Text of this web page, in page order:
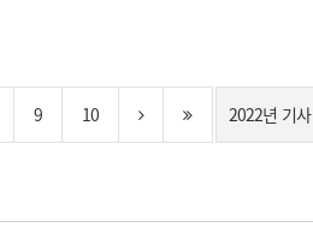
9 10 2022년 기사